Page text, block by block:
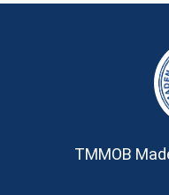
TMMOB